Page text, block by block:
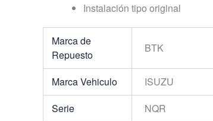
Instalación tipo original
Marca de
Repuesto
BTK
Marca Vehiculo
ISUZU
Serie
NQR